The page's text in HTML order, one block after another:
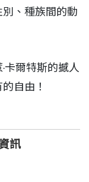
、種族間的動
卡爾特斯的撼人
自由！
訊